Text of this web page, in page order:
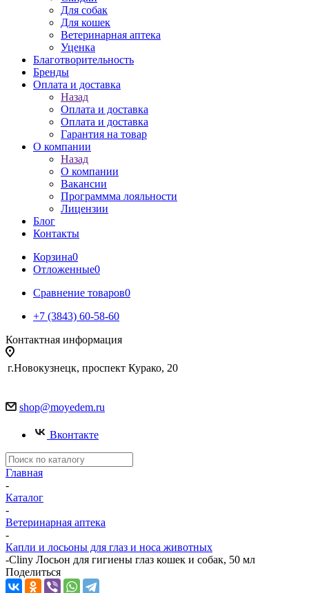
Для собак
Для кошек
Ветеринарная аптека
Уценка
Благотворительность
Бренды
Оплата и доставка
Назад
Оплата и доставка
Оплата и доставка
Гарантия на товар
О компании
Назад
О компании
Вакансии
Программма лояльности
Лицензии
Блог
Контакты
Корзина0
Отложенные0
Сравнение товаров0
+7 (3843) 60-58-60
Контактная информация
г.Новокузнецк, проспект Курако, 20
shop@moyedem.ru
Вконтакте
Главная
-
Каталог
-
Ветеринарная аптека
-
Капли и лосьоны для глаз и носа животных
-Cliny Лосьон для гигиены глаз кошек и собак, 50 мл
Поделиться